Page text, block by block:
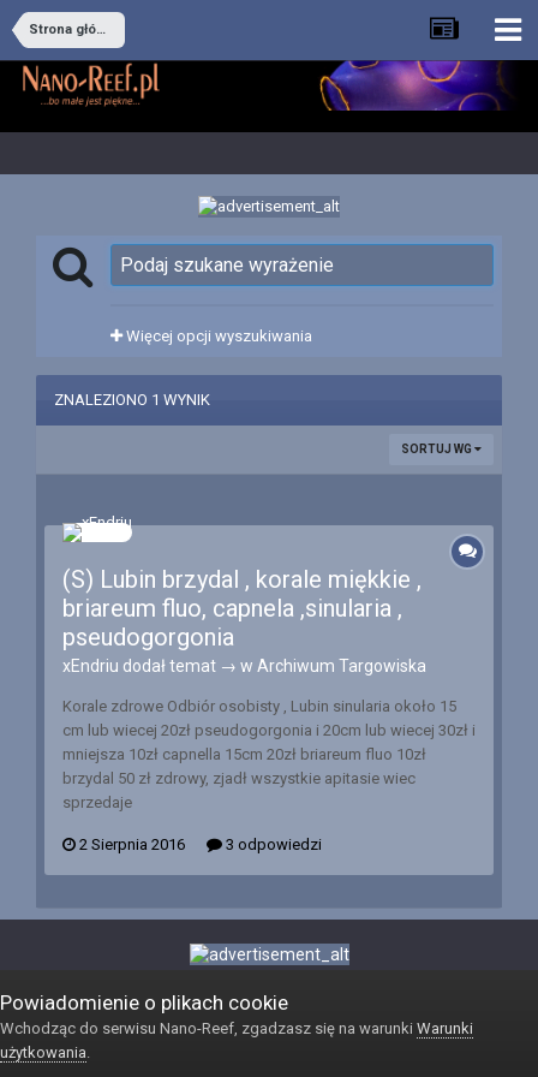
Strona główna
Więcej opcji wyszukiwania
ZNALEZIONO 1 WYNIK
SORTUJ WG
(S) Lubin brzydal , korale miękkie ,
briareum fluo, capnela ,sinularia ,
pseudogorgonia
xEndriu dodał temat → w Archiwum Targowiska
Korale zdrowe Odbiór osobisty , Lubin sinularia około 15
cm lub wiecej 20zł pseudogorgonia i 20cm lub wiecej 30zł i
mniejsza 10zł capnella 15cm 20zł briareum fluo 10zł
brzydal 50 zł zdrowy, zjadł wszystkie apitasie wiec
sprzedaje
2 Sierpnia 2016 3 odpowiedzi
Powiadomienie o plikach cookie
Wchodząc do serwisu Nano-Reef, zgadzasz się na warunki Warunki
użytkowania.